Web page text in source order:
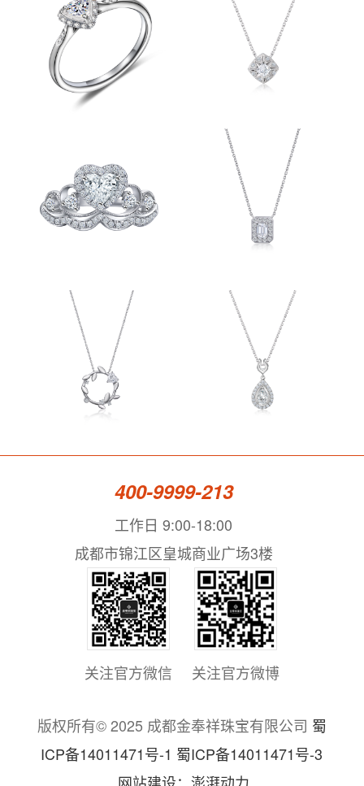
400-9999-213
工作日 9:00-18:00
成都市锦江区皇城商业广场3楼
关注官方微信 关注官方微博
版权所有© 2025 成都金奉祥珠宝有限公司 蜀
ICP备14011471号-1 蜀ICP备14011471号-3
网站建设：澎湃动力